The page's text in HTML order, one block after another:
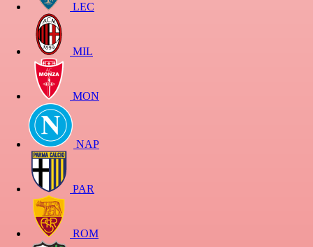
LEC
MIL
MON
NAP
PAR
ROM